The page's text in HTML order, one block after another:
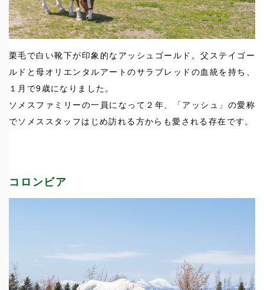
栗毛で白い靴下が印象的なアッシュゴールド。父ステイゴー
ルドと母オリエンタルアートのサラブレッドの血統を持ち、
１月で9歳になりました。
ソメスファミリーの一員になって２年、「アッシュ」の愛称
でソメススタッフはじめ訪れる方からも愛される存在です。
コロンビア